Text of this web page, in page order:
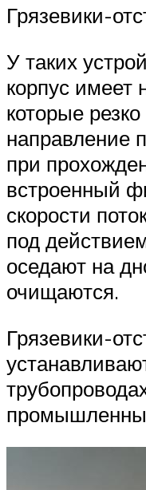
Грязевики-
У таких
корпус имеет
которые
направление
при
встроенный
скорости
под
оседают на
очищаются.
Грязевики-